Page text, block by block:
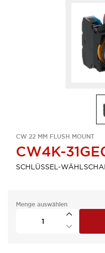
CW 22 MM FLUSH MOUNT
CW4K-
SCHLÜSSEL-
Menge auswählen